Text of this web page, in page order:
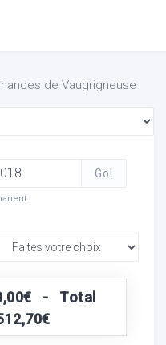
de Vaugrigneuse
Go!
- Total